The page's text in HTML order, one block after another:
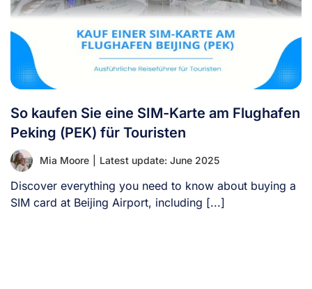
So kaufen Sie eine SIM-Karte am Flughafen
Peking (PEK) für Touristen
Mia Moore Latest update: June 2025
Discover everything you need to know about buying a
SIM card at Beijing Airport, including [...]